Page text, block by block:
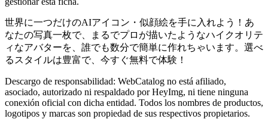
世界に一つだけのAIアイコン・似顔絵を手に入れよう！あ
なたの写真一枚で、まるでプロが描いたようなハイクオリテ
ィなアバターを、誰でも数分で簡単に作れちゃいます。選べ
るスタイルは豊富で、今すぐ無料で体験！
Descargo de responsabilidad: WebCatalog no está afiliado,
asociado, autorizado ni respaldado por HeyImg, ni tiene ninguna
conexión oficial con dicha entidad. Todos los nombres de productos,
logotipos y marcas son propiedad de sus respectivos propietarios.